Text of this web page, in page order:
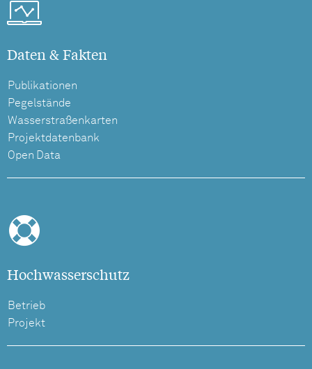
Daten & Fakten
Publikationen
Pegelstände
Wasserstraßenkarten
Projektdatenbank
Open Data
Hochwasserschutz
Betrieb
Projekt